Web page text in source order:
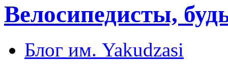
Велосипедисты,
Блог им. Yakudzasi